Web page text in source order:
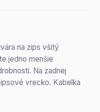
na zips všitý
jedno menšie
Na zadnej
vrecko. Kabelka